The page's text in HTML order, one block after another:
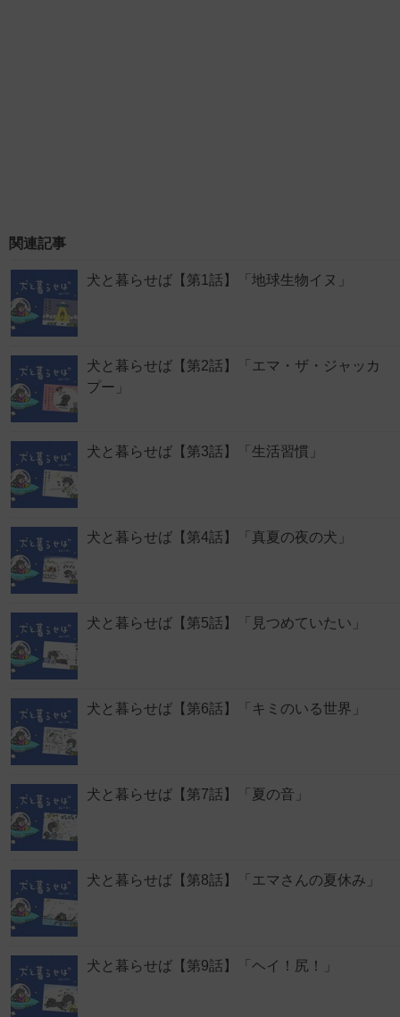
関連記事
犬と暮らせば【第1話】「地球生物イヌ」
犬と暮らせば【第2話】「エマ・ザ・ジャッカ
プー」
犬と暮らせば【第3話】「生活習慣」
犬と暮らせば【第4話】「真夏の夜の犬」
犬と暮らせば【第5話】「見つめていたい」
犬と暮らせば【第6話】「キミのいる世界」
犬と暮らせば【第7話】「夏の音」
犬と暮らせば【第8話】「エマさんの夏休み」
犬と暮らせば【第9話】「ヘイ！尻！」